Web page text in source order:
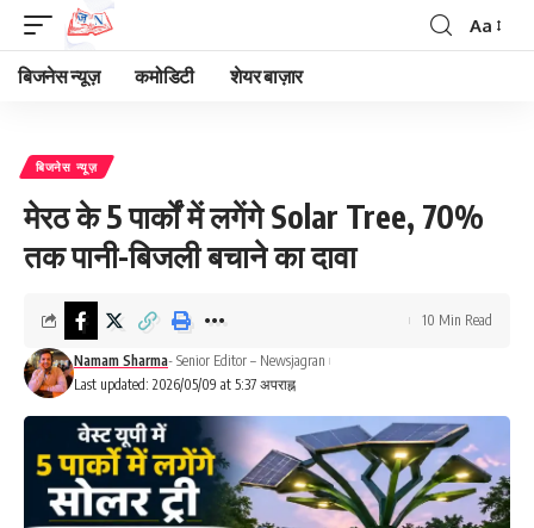
Font
Aa
बिजनेस न्यूज़ कमोडिटी शेयर बाज़ार
बिजनेस न्यूज़
मेरठ के 5 पार्कों में लगेंगे Solar Tree, 70%
तक पानी-बिजली बचाने का दावा
Last updated: 2026/05/09 at 5:37 अपराह्न
Namam Sharma- Senior Editor – Newsjagran
10 Min Read